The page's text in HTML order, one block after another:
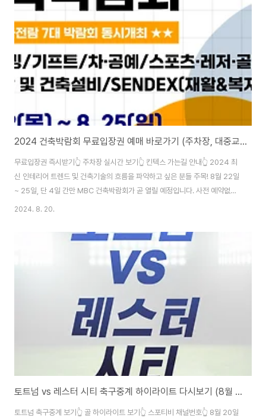
2024 건축박람회 무료입장권 예매 바로가기 (주차장, 대중교통 가는길 안내)
무료입장권 즉시받기👆 주차장 실시간 보기👆 킨텍스 가는길 안내👆 2024 최
신 인테리어 트렌드 및 건축기술의 흐름을 파악하고 싶은 분들 주목! 8월 22일
~ 25일, 단 4일 간만 MBC 건축박람회가 곧 열릴 예정입니다. 사전 예약없이
급하게 가셨다가 괜히 입장료 1만 원 내지 마시고, 위의 무료입장권 발급을 예
니, 어서 예매부터 서둘러주세요! 또한, 일산킨텍스에서 열리는 MBC 건축박람
회는 많은 사람들이 몰릴 예정이니 미리 주차장 상황을 실시간으로 확인해보시
면 좋겠는데요. 자차를 이용하시면 힘들 수 있으니 대중교통으로 가는 길도 미
2024. 8. 20.
토트넘 vs 레스터 시티 축구중계 하이라이트 다시보기 (8월 20일)
토트넘 축구중계 보기👆 골 하이라이트 보기👆 스포티비 채널번호👆 8월 20일